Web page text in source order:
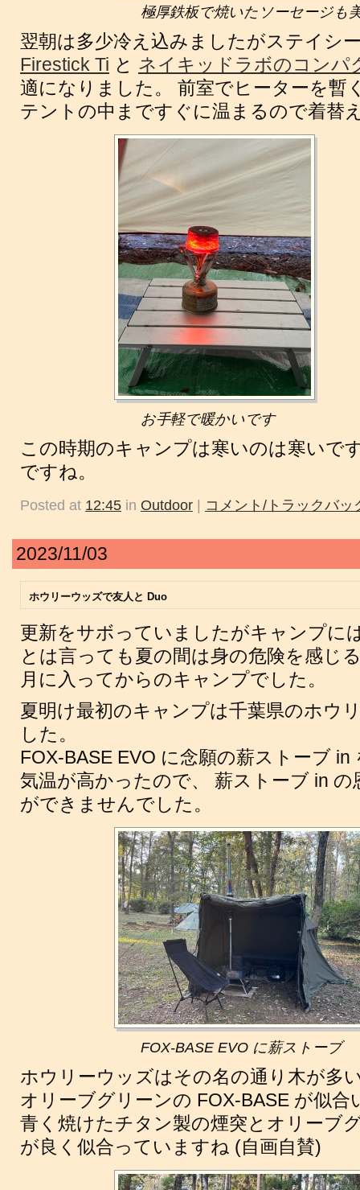
極厚鉄板で焼いたソーセージも
翌朝は多少冷え込みましたがステイシ
Firestick Ti と ネイキッドラボのコンパ
適になりました。 前室でヒーターを暫
テントの中まですぐに温まるので着替
お手軽で暖かいです
この時期のキャンプは寒いのは寒いで
ですね。
Posted at 12:45 in Outdoor コメント/トラックバッ
2023/11/03
ホウリーウッズで友人と Duo
更新をサボっていましたがキャンプに
とは言っても夏の間は身の危険を感じ
月に入ってからのキャンプでした。
夏明け最初のキャンプは千葉県のホウ
した。
FOX-BASE EVO に念願の薪ストーブ
気温が高かったので、 薪ストーブ in
ができませんでした。
FOX-BASE EVO に薪ストーブ
ホウリーウッズはその名の通り木が多
オリーブグリーンの FOX-BASE が似合
青く焼けたチタン製の煙突とオリーブ
が良く似合っていますね (自画自賛)